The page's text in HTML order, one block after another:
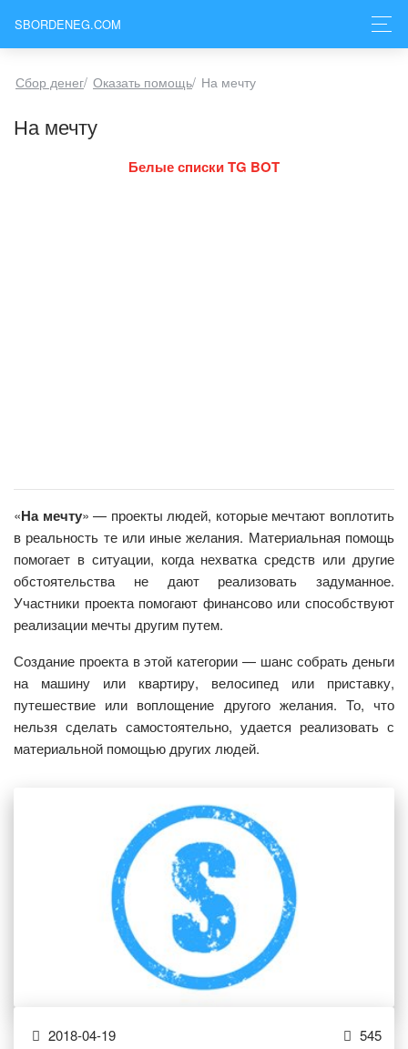
SBORDENEG.COM
Сбор денег/ Оказать помощь/ На мечту
На мечту
Белые списки TG BOT
«На мечту» — проекты людей, которые мечтают воплотить
в реальность те или иные желания. Материальная помощь
помогает в ситуации, когда нехватка средств или другие
обстоятельства не дают реализовать задуманное.
Участники проекта помогают финансово или способствуют
реализации мечты другим путем.
Создание проекта в этой категории — шанс собрать деньги
на машину или квартиру, велосипед или приставку,
путешествие или воплощение другого желания. То, что
нельзя сделать самостоятельно, удается реализовать с
материальной помощью других людей.
2018-04-19 545